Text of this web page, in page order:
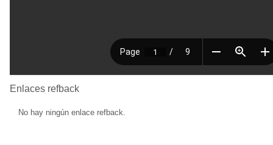
Enlaces refback
No hay ningún enlace refback.